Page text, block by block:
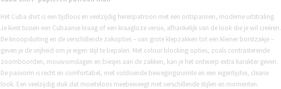
Het Cuba shirt is een tijdloos en veelzijdig herenpatroon met een ontspannen, moderne uitstraling.
Je kiest tussen een Cubaanse kraag of een kraagloze versie, afhankelijk van de look die je wil creëren.
De knoopsluiting en de verschillende zakopties – van grote klepzakken tot een kleiner borstzakje –
geven je de vrijheid om je eigen stijl te bepalen. Met colour blocking opties, zoals contrasterende
zoomboorden, mouwomslagen en biesjes aan de zakken, kan je het ontwerp extra karakter geven.
De pasvorm is recht en comfortabel, met voldoende bewegingsruimte en een eigentijdse, cleane
look. Een veelzijdig stuk dat moeiteloos meebeweegt met verschillende stijlen en momenten.